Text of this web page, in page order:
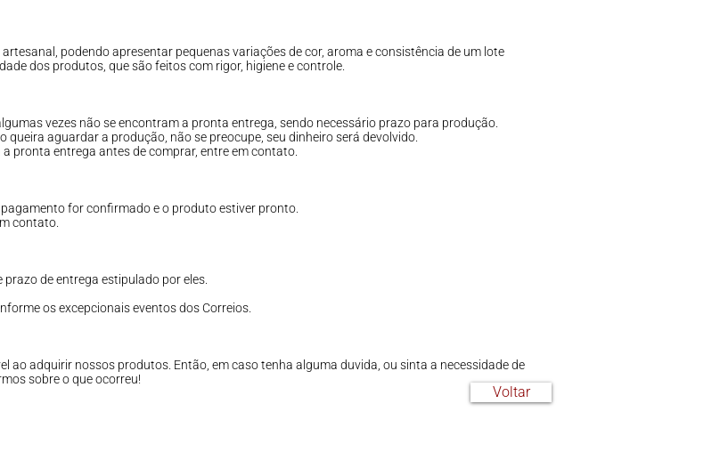
podendo apresentar pequenas variações de cor, aroma e consistência de um lote
dos produtos, que são feitos com rigor, higiene e controle.
vezes não se encontram a pronta entrega, sendo necessário prazo para produção.
queira aguardar a produção, não se preocupe, seu dinheiro será devolvido.
pronta entrega antes de comprar, entre em contato.
for confirmado e o produto estiver pronto.
contato.
de entrega estipulado por eles.
os excepcionais eventos dos Correios.
ao adquirir nossos produtos. Então, em caso tenha alguma duvida, ou sinta a necessidade de
sobre o que ocorreu!
Voltar